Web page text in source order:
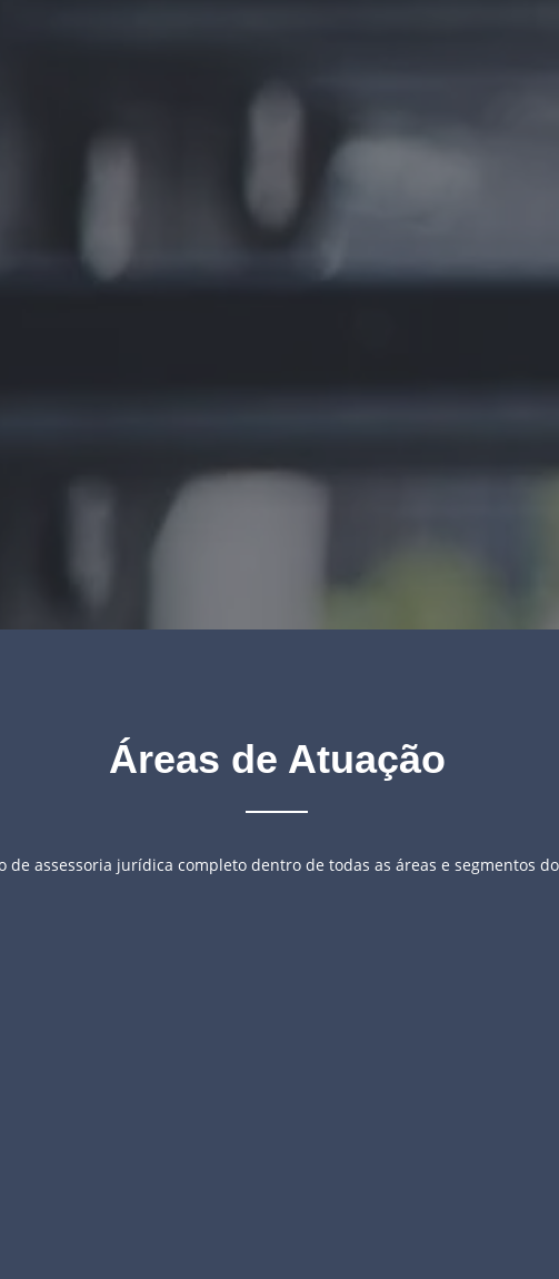
Áreas de Atuação
de assessoria jurídica completo dentro de todas as áreas e segmentos